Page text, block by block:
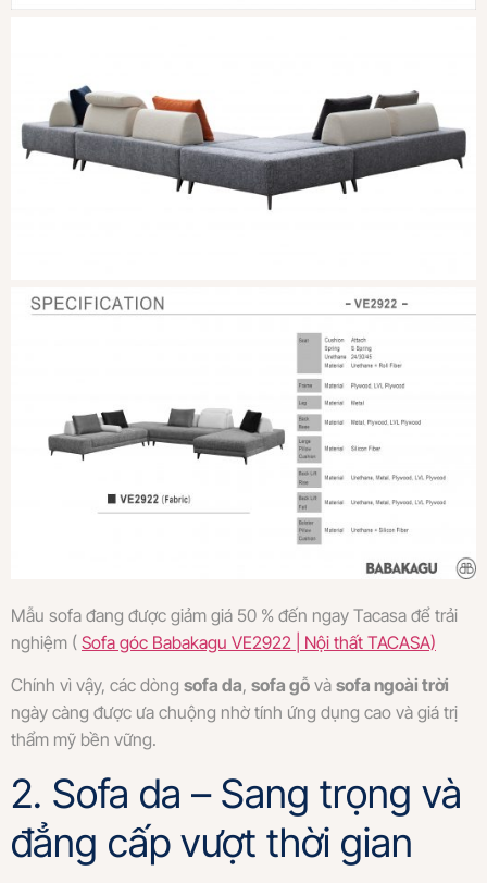
Mẫu sofa đang được giảm giá 50 % đến ngay Tacasa để trải
nghiệm ( Sofa góc Babakagu VE2922 | Nội thất TACASA)
Chính vì vậy, các dòng sofa da, sofa gỗ và sofa ngoài trời
ngày càng được ưa chuộng nhờ tính ứng dụng cao và giá trị
thẩm mỹ bền vững.
2. Sofa da – Sang trọng và
đẳng cấp vượt thời gian